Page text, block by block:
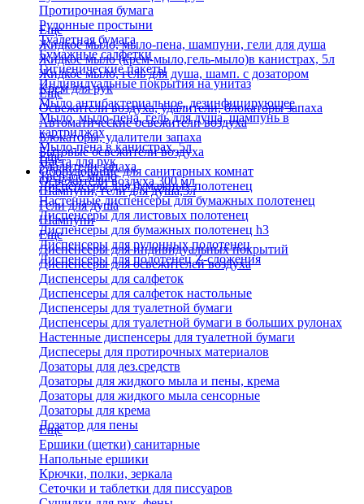
Протирочная бумага
Рулонные простыни
Туалетная бумага
Бумажные салфетки
Гигиенические пакеты
Индивидуальные покрытия на унитаз
Еще
Жидкое мыло, мыло-пена, шампуни, гели для душа
Жидкое мыло (крем-мыло,гель-мыло)в канистрах, 5л
Жидкое мыло, гель для душа, шамп. с дозатором
Крем для рук
Мыло антибактериальное, дезинфицирующее
Мыло, мыло-пена, гель для душа, шампунь в
картриджах
Мыло-пена в канистрах, 5л
Паста для рук
Твердое мыло
Шампуни, гели для душа,5л
Гели для душа
Шампуни
Еще
Освежители воздуха, удалители, блокаторы запаха
Автоматические освежители воздуха
Блокаторы, удалители запаха
Бытовые освежители воздуха
Удалители запаха
Освежители воздуха 300 мл
Еще
Оборудование для санитарных комнат
Диспенсеры для бумажных полотенец
Настенные диспенсеры для бумажных полотенец
Диспенсеры для листовых полотенец
Диспенсеры для бумажных полотенец h3
Диспенсеры для рулонных полотенец
Диспенсеры для полотенец Z-сложения
Еще
Диспенсеры для индивидуальных покрытий
Диспенсеры для освежителей воздуха
Диспенсеры для салфеток
Диспенсеры для салфеток настольные
Диспенсеры для туалетной бумаги
Диспенсеры для туалетной бумаги в больших рулонах
Настенные диспенсеры для туалетной бумаги
Диспесеры для протирочных материалов
Дозаторы для дез.средств
Дозаторы для жидкого мыла и пены, крема
Дозаторы для жидкого мыла сенсорные
Дозаторы для крема
Дозатор для пены
Еще
Ершики (щетки) санитарные
Напольные ершики
Крючки, полки, зеркала
Сеточки и таблетки для писсуаров